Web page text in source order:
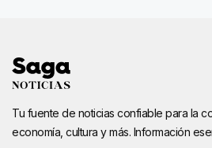
Tu fuente de noticias confiable para la
economía, cultura y más. Información